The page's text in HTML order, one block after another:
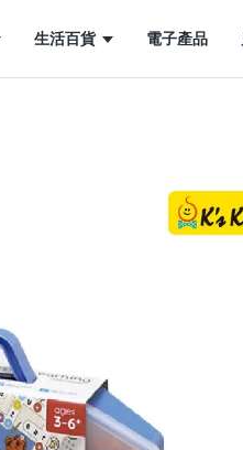
生活百貨 電子產品